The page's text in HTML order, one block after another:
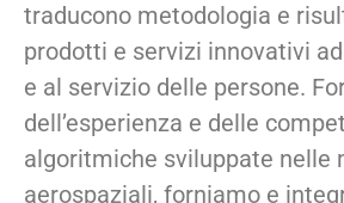
traducono metodologia e
prodotti e servizi innovativi
e al servizio delle persone.
dell’esperienza e delle
algoritmiche sviluppate nelle
aerospaziali, forniamo e